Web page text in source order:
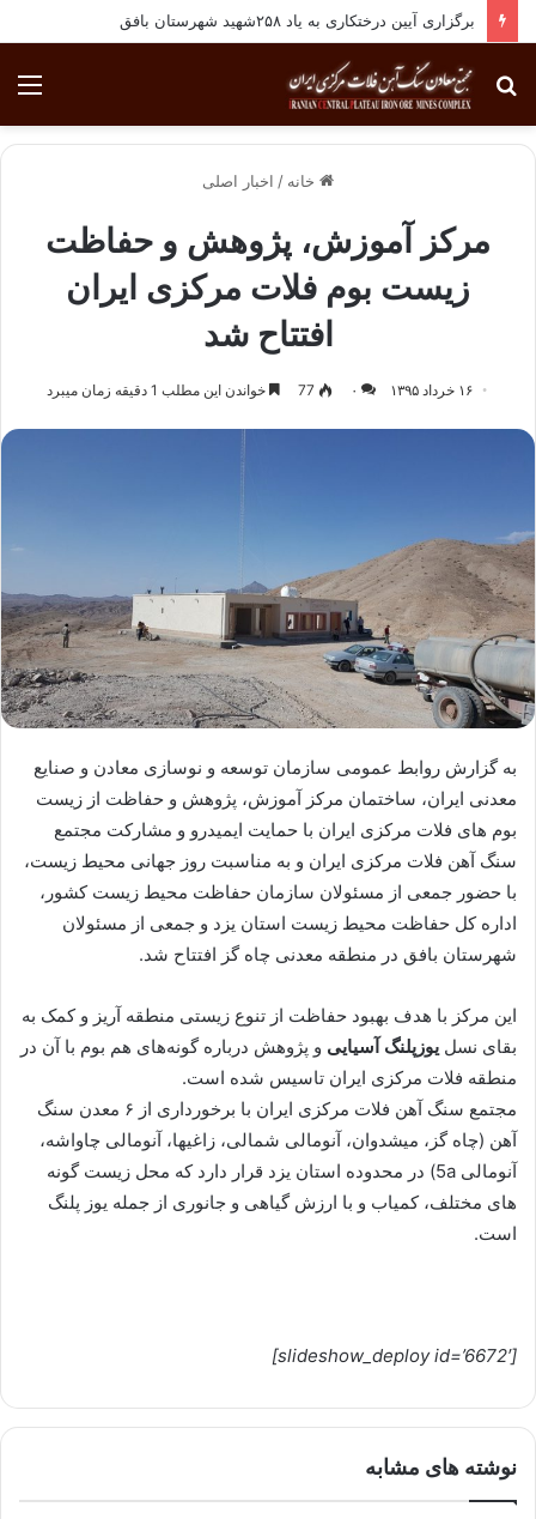
برگزاری آیین درختکاری به یاد ۲۵۸شهید شهرستان بافق
جستجو
برای
خانه / اخبار اصلی
مرکز آموزش، پژوهش و حفاظت
زیست بوم فلات مرکزی ایران
افتتاح شد
۱۶ خرداد ۱۳۹۵ ۰ 77 خواندن این مطلب 1 دقیقه زمان میبرد
به گزارش روابط عمومی سازمان توسعه و نوسازی معادن و صنایع
معدنی ایران، ساختمان مرکز آموزش، پژوهش و حفاظت از زیست
بوم های فلات مرکزی ایران با حمایت ایمیدرو و مشارکت مجتمع
سنگ آهن فلات مرکزی ایران و به مناسبت روز جهانی محیط زیست،
با حضور جمعی از مسئولان سازمان حفاظت محیط زیست کشور،
اداره کل حفاظت محیط زیست استان یزد و جمعی از مسئولان
شهرستان بافق در منطقه معدنی چاه گز افتتاح شد.
این مرکز با هدف بهبود حفاظت از تنوع زیستی منطقه آریز و کمک به
بقای نسل یوزپلنگ آسیایی و پژوهش درباره گونه‌های هم بوم با آن در
منطقه فلات مرکزی ایران تاسیس شده است.
مجتمع سنگ آهن فلات مرکزی ایران با برخورداری از ۶ معدن سنگ
آهن (چاه گز، میشدوان، آنومالی شمالی، زاغیها، آنومالی چاواشه،
آنومالی 5a) در محدوده استان یزد قرار دارد که محل زیست گونه
های مختلف، کمیاب و با ارزش گیاهی و جانوری از جمله یوز پلنگ
است.
[slideshow_deploy id=’6672′]
نوشته های مشابه